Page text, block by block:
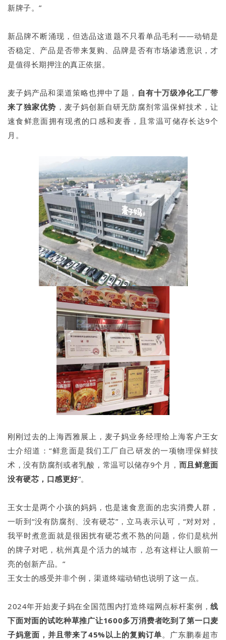
新牌子。”
新品牌不断涌现，但选品这道题不只看单品毛利——动销是
否稳定、产品是否带来复购、品牌是否有市场渗透意识，才
是值得长期押注的真正依据。
麦子妈产品和渠道策略也押中了题， 自有十万级净化工厂带
来了独家优势 ，麦子妈创新自研无防腐剂常温保鲜技术，让
速食鲜意面拥有现煮的口感和麦香，且常温可储存长达9个
月。
刚刚过去的上海西雅展上，麦子妈业务经理给上海客户王女
士介绍道：“鲜意面是我们工厂自己研发的一项物理保鲜技
术，没有防腐剂或者乳酸，常温可以储存9个月， 而且鲜意面
没有硬芯，口感更好”。
王女士是两个小孩的妈妈，也是速食意面的忠实消费人群，
一听到“没有防腐剂、没有硬芯”，立马表示认可，“对对对，
我平时煮意面就是很困扰有硬芯煮不熟的问题，你们是杭州
的牌子对吧，杭州真是个活力的城市，总有这样让人眼前一
亮的创新产品。”
王女士的感受并非个例，渠道终端动销也说明了这一点。
2024年开始麦子妈在全国范围内打造终端网点标杆案例，线
下面对面的试吃种草推广让1600多万消费者吃到了第一口麦
子妈意面，并且带来了45%以上的复购订单。广东鹏泰超市